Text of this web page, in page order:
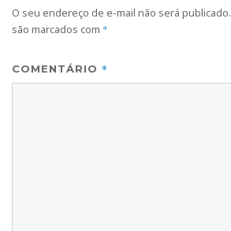
O seu endereço de e-mail não será publicado.
são marcados com *
COMENTÁRIO *